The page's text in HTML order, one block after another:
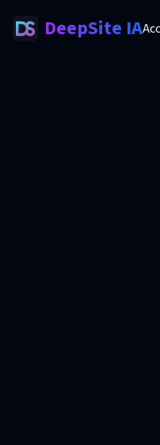
DeepSite IA